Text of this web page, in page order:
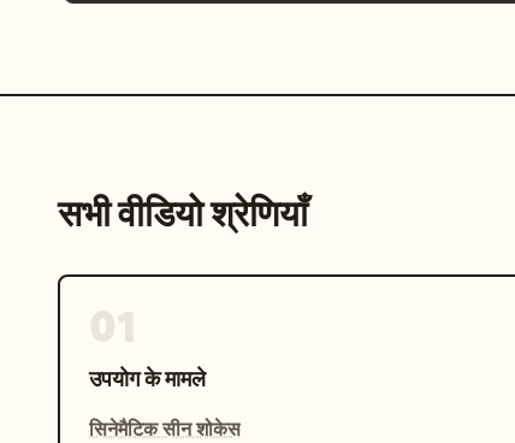
सभी वीडियो श्रेणियाँ
उपयोग के मामले
सिनेमैटिक सीन शोकेस